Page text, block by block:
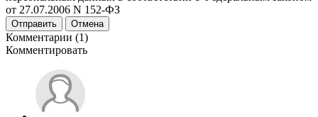
от 27.07.2006 N 152-ФЗ
Отправить Отмена
Комментарии (1)
Комментировать